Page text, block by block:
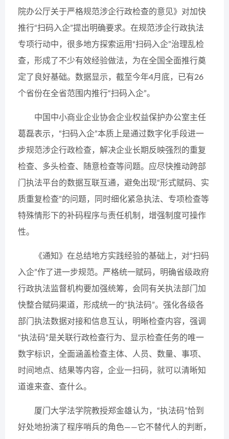
院办公厅关于严格规范涉企行政检查的意见》对加快
推行“扫码入企”提出明确要求。在规范涉企行政执法
专项行动中，很多地方探索运用“扫码入企”治理乱检
查，形成了不少有效经验做法，为在全国全面推行奠
定了良好基础。数据显示，截至今年4月底，已有26
个省份在全省范围内推行“扫码入企”。
中国中小商业企业协会企业权益保护办公室主任
葛磊表示，“扫码入企”本质上是通过数字化手段进一
步规范涉企行政检查，解决企业长期反映强烈的重复
检查、多头检查、随意检查等问题。应尽快推动跨部
门执法平台的数据互联互通，避免出现“形式赋码、实
质重复检查”的问题，同时细化紧急执法、专项检查等
特殊情形下的补码程序与责任机制，增强制度可操作
性。
《通知》在总结地方实践经验的基础上，对“扫码
入企”作了进一步规范。严格统一赋码，明确省级政府
行政执法监督机构要加强统筹，会同有关执法部门加
快整合赋码渠道，形成统一的“执法码”。强化各级各
部门执法数据对接和信息互认，明晰检查内容，强调
“执法码”是关联行政检查行为、显示检查任务的唯一
数字标识，全面涵盖检查主体、人员、数量、事项、
时间地点、结果等内容，企业一扫码，就可以清晰知
道谁来查、查什么。
厦门大学法学院教授郑金雄认为，“执法码”恰到
好处地扮演了程序哨兵的角色——它不替代人的判断，